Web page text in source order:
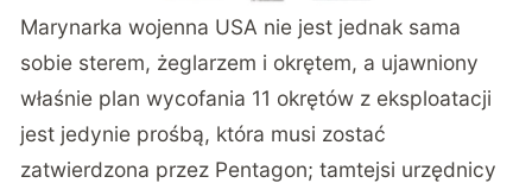
Marynarka wojenna USA nie jest jednak sama
sobie sterem, żeglarzem i okrętem, a ujawniony
właśnie plan wycofania 11 okrętów z eksploatacji
jest jedynie prośbą, która musi zostać
zatwierdzona przez Pentagon; tamtejsi urzędnicy